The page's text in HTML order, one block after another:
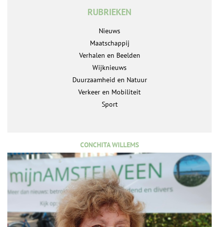
RUBRIEKEN
Nieuws
Maatschappij
Verhalen en Beelden
Wijknieuws
Duurzaamheid en Natuur
Verkeer en Mobiliteit
Sport
CONCHITA WILLEMS